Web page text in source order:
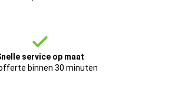
service op maat
binnen 30 minuten